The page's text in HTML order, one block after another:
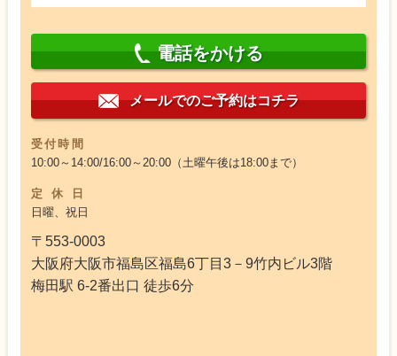
電話をかける
メールでのご予約はコチラ
受付時間
10:00～14:00/16:00～20:00（土曜午後は18:00まで）
定休日
日曜、祝日
〒553-0003
大阪府大阪市福島区福島6丁目3－9竹内ビル3階
梅田駅 6-2番出口 徒歩6分